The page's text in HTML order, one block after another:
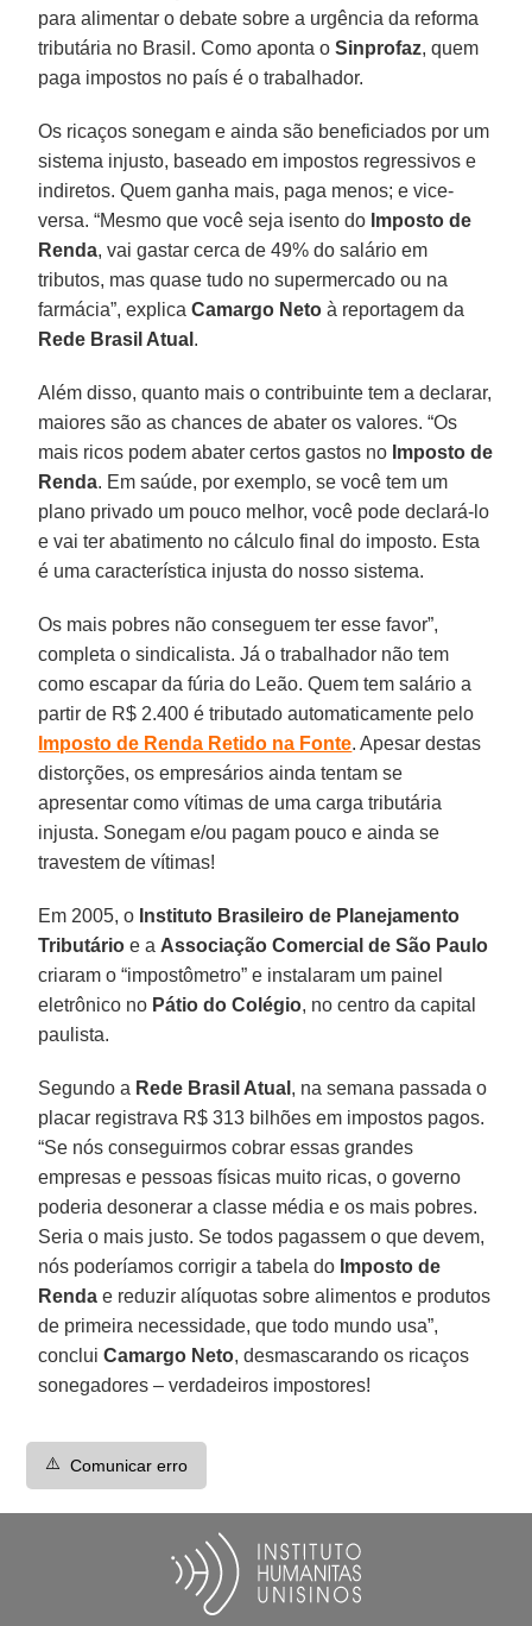
para alimentar o debate sobre a urgência da reforma
tributária no Brasil. Como aponta oSinprofaz, quem
paga impostos no país é o trabalhador.
Os ricaços sonegam e ainda são beneficiados por um
sistema injusto, baseado em impostos regressivos e
indiretos. Quem ganha mais, paga menos; e vice-
versa. “Mesmo que você seja isento do Imposto de
Renda, vai gastar cerca de 49% do salário em
tributos, mas quase tudo no supermercado ou na
farmácia”, explicaCamargo Neto à reportagem da
Rede Brasil Atual .
Além disso, quanto mais o contribuinte tem a declarar,
maiores são as chances de abater os valores. “Os
mais ricos podem abater certos gastos no Imposto de
Renda. Em saúde, por exemplo, se você tem um
plano privado um pouco melhor, você pode declará-lo
e vai ter abatimento no cálculo final do imposto. Esta
é uma característica injusta do nosso sistema.
Os mais pobres não conseguem ter esse favor”,
completa o sindicalista. Já o trabalhador não tem
como escapar da fúria do Leão. Quem tem salário a
partir de R$ 2.400 é tributado automaticamente pelo
Imposto de Renda Retido na Fonte. Apesar destas
distorções, os empresários ainda tentam se
apresentar como vítimas de uma carga tributária
injusta. Sonegam e/ou pagam pouco e ainda se
travestem de vítimas!
Em 2005, o Instituto Brasileiro de Planejamento
Tributário e a Associação Comercial de São Paulo
criaram o “impostômetro” e instalaram um painel
eletrônico no Pátio do Colégio, no centro da capital
paulista.
Segundo a Rede Brasil Atual , na semana passada o
placar registrava R$ 313 bilhões em impostos pagos.
“Se nós conseguirmos cobrar essas grandes
empresas e pessoas físicas muito ricas, o governo
poderia desonerar a classe média e os mais pobres.
Seria o mais justo. Se todos pagassem o que devem,
nós poderíamos corrigir a tabela do Imposto de
Renda e reduzir alíquotas sobre alimentos e produtos
de primeira necessidade, que todo mundo usa”,
concluiCamargo Neto, desmascarando os ricaços
sonegadores – verdadeiros impostores!
⚠️ Comunicar erro